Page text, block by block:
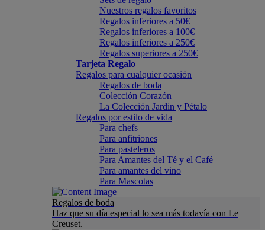
Nuestros regalos favoritos
Regalos inferiores a 50€
Regalos inferiores a 100€
Regalos inferiores a 250€
Regalos superiores a 250€
Tarjeta Regalo
Regalos para cualquier ocasión
Regalos de boda
Colección Corazón
La Colección Jardin y Pétalo
Regalos por estilo de vida
Para chefs
Para anfitriones
Para pasteleros
Para Amantes del Té y el Café
Para amantes del vino
Para Mascotas
Regalos de boda
Haz que su día especial lo sea más todavía con Le
Creuset.